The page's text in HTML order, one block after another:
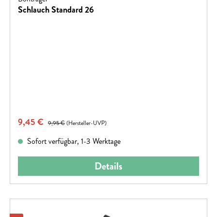
Schlauch Standard 26
Verkaufspreis:
9,45 € Regulärer Preis:
9,95 €(Hersteller-UVP)
Sofort verfügbar, 1-3 Werktage
Details